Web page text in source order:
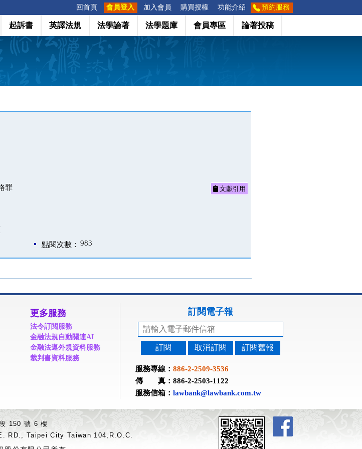
回首頁 會員登入 加入會員 購買授權 功能介紹 預約服務
起訴書 英譯法規 法學論著 法學題庫 會員專區 論著投稿
罪 文獻引用
點閱次數： 983
更多服務
法令訂閱服務
金融法規自動關連AI
金融法遵外規資料服務
裁判書資料服務
訂閱電子報
訂閱 取消訂閱 訂閱舊報
服務專線： 886-2-2509-3536
傳 真：886-2-2503-1122
服務信箱： lawbank@lawbank.com.tw
150 號 6 樓
RD., Taipei City Taiwan 104,R.O.C.